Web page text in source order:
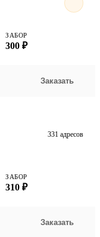
ЗАБОР
300 ₽
Заказать
331 адресов
ЗАБОР
310 ₽
Заказать